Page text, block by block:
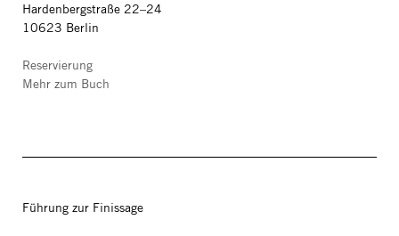
Hardenbergstraße 22–24
10623 Berlin
Reservierung
Mehr zum Buch
Führung zur Finissage